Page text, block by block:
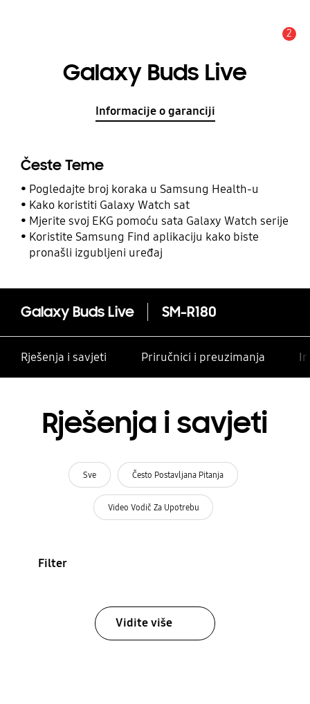
2
Galaxy Buds Live
Informacije o garanciji
Česte Teme
Pogledajte broj koraka u Samsung Health-u
Kako koristiti Galaxy Watch sat
Mjerite svoj EKG pomoću sata Galaxy Watch serije
Koristite Samsung Find aplikaciju kako biste
pronašli izgubljeni uređaj
Galaxy Buds Live SM-R180
Rješenja i savjeti Priručnici i preuzimanja
Rješenja i savjeti
Sve Često Postavljana Pitanja
Video Vodič Za Upotrebu
Filter
Vidite više